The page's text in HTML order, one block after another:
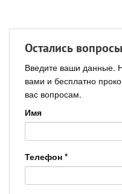
Остались
Введите ваши данные.
вами и бесплатно
вас вопросам.
Имя
Телефон *